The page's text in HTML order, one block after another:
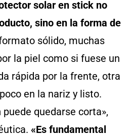
solar en stick no
sino en la forma de
sólido, muchas
la piel como si fuese un
rápida por la frente, otra
en la nariz y listo.
quedarse corta»,
«Es fundamental